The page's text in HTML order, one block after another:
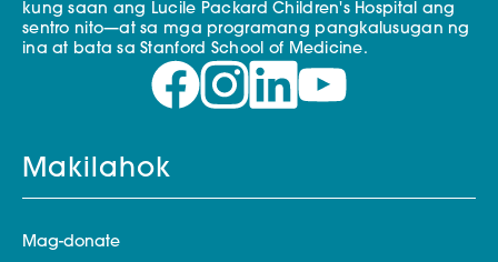
kung saan ang Lucile Packard Children's Hospital ang
sentro nito—at sa mga programang pangkalusugan ng
ina at bata sa Stanford School of Medicine.
Makilahok
Mag-donate